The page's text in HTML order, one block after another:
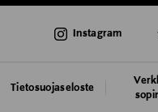
AJANKOHTAISTA
Tietosuojaseloste
Instagram